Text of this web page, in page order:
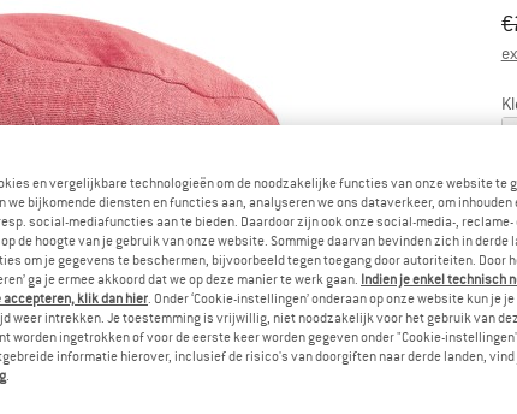
€
en vergelijkbare technologieën om de noodzakelijke functies van onze website te
we bijkomende diensten en functies aan, analyseren we ons dataverkeer, om inhouden
social-mediafuncties aan te bieden. Daardoor zijn ook onze social-media-, reclame-
de hoogte van je gebruik van onze website. Sommige daarvan bevinden zich in derde
om je gegevens te beschermen, bijvoorbeeld tegen toegang door autoriteiten. Door
ga je ermee akkoord dat we op deze manier te werk gaan. Indien je enkel technisch
klik dan hier . Onder ‘Cookie-instellingen’ onderaan op onze website kun je
weer intrekken. Je toestemming is vrijwillig, niet noodzakelijk voor het gebruik van
worden ingetrokken of voor de eerste keer worden gegeven onder "Cookie-
informatie hierover, inclusief de risico's van doorgiften naar derde landen, vind